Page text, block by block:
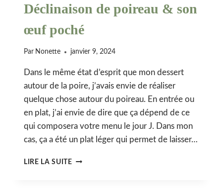
Déclinaison de poireau & son
œuf poché
Par Nonette janvier 9, 2024
Dans le même état d’esprit que mon dessert
autour de la poire, j’avais envie de réaliser
quelque chose autour du poireau. En entrée ou
en plat, j’ai envie de dire que ça dépend de ce
qui composera votre menu le jour J. Dans mon
cas, ça a été un plat léger qui permet de laisser…
LIRE LA SUITEDÉCLINAISON